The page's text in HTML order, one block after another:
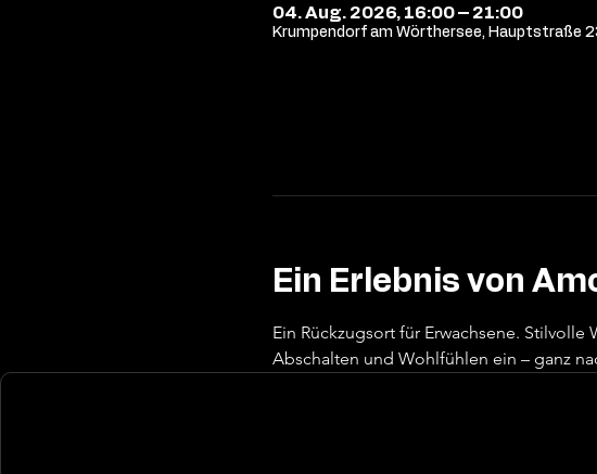
04. Aug. 2026, 16:00 – 21:00
Krumpendorf am Wörthersee, Hauptstraße
Ein Erlebnis von
Ein Rückzugsort für Erwachsene.
Abschalten und Wohlfühlen ein – ganz